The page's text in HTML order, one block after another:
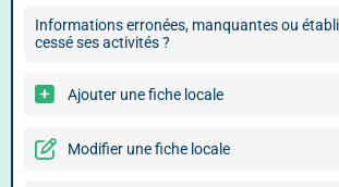
Informations erronées, manquantes ou
cessé ses activités ?
Ajouter une fiche locale
Modifier une fiche locale